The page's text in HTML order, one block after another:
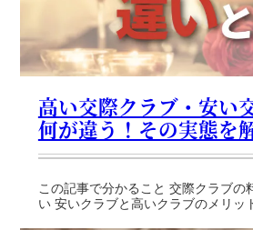
高い交際クラブ・安い
何が違う！その実態を
この記事で分かること 交際クラブの
い 安いクラブと高いクラブのメリッ